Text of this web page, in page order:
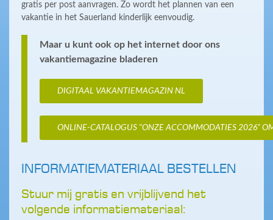
gratis per post aanvragen. Zo wordt het plannen van een
vakantie in het Sauerland kinderlijk eenvoudig.
Maar u kunt ook op het internet door ons
vakantiemagazine bladeren
DIGITAAL VAKANTIEMAGAZIN NL
ONLINE-CATALOGUS "ONZE ACCOMMODATIES 2026"
INFORMATIEMATERIAAL BESTELLEN
Stuur mij gratis en vrijblijvend het
volgende informatiemateriaal: